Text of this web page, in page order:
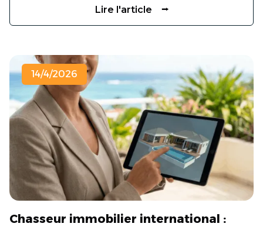
Lire l'article ⭢
14/4/2026
Chasseur immobilier international :